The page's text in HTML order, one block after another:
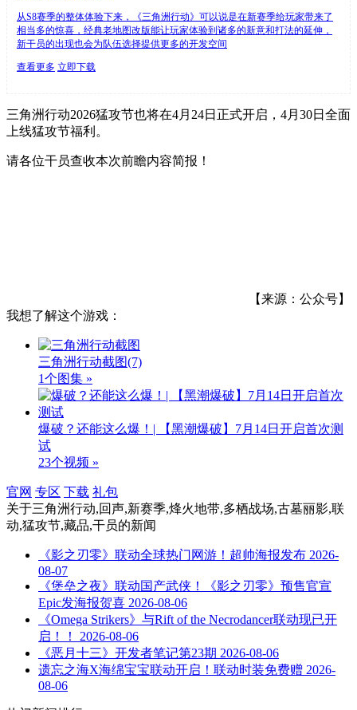
从S8赛季的整体体验下来，《三角洲行动》可以说是在新赛季给玩家带来了
相当多的惊喜，经典老地图改版能让玩家体验到诸多的新意和打法的延伸，
新干员的出现也会为队伍选择提供更多的开发空间
查看更多 立即下载
三角洲行动2026猛攻节也将在4月24日正式开启，4月30日全面
上线猛攻节福利。
请各位干员查收本次前瞻内容简报！
【来源：公众号】
我想了解这个游戏：
三角洲行动截图(7)
1个图集 »
爆破？还能这么爆！| 【黑潮爆破】7月14日开启首次测
试
23个视频 »
官网 专区 下载 礼包
关于三角洲行动,回声,新赛季,烽火地带,多栖战场,古墓丽影,联
动,猛攻节,藏品,干员的新闻
《影之刃零》联动全球热门网游！超帅海报发布 2026-
08-07
《堡垒之夜》联动国产武侠！《影之刃零》预售官宣
Epic发海报贺喜 2026-08-06
《Omega Strikers》与Rift of the Necrodancer联动现已开
启！！
2026-08-06
《恶月十三》开发者笔记第23期 2026-08-06
遗忘之海X海绵宝宝联动开启！联动时装免费赠 2026-
08-06